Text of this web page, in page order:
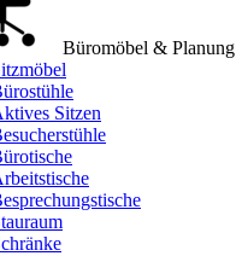
Büromöbel & Planung
Sitzen